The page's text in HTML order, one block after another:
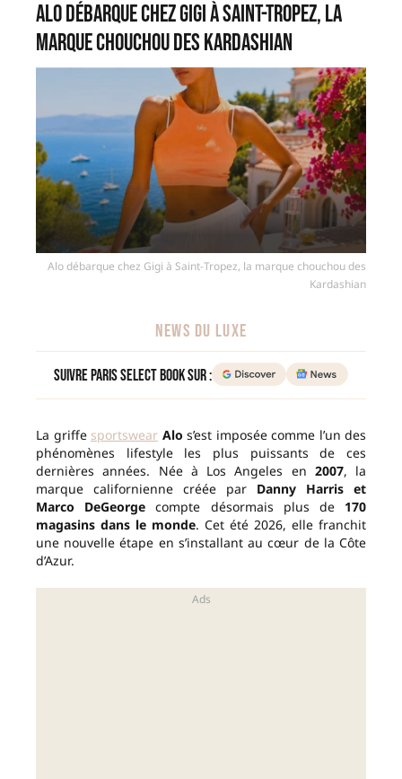
Alo débarque chez Gigi à Saint-Tropez, la
marque chouchou des Kardashian
Alo débarque chez Gigi à Saint-Tropez, la marque chouchou des
Kardashian
NEWS DU LUXE
Suivre Paris Select Book sur :
La griffe sportswear Alo s’est imposée comme l’un des
phénomènes lifestyle les plus puissants de ces
dernières années. Née à Los Angeles en 2007, la
marque californienne créée par Danny Harris et
Marco DeGeorge compte désormais plus de 170
magasins dans le monde. Cet été 2026, elle franchit
une nouvelle étape en s’installant au cœur de la Côte
d’Azur.